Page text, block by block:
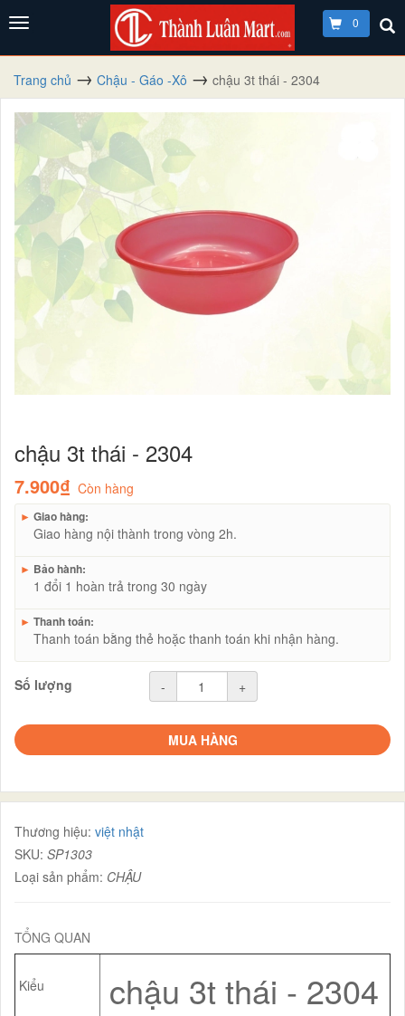
0
Trang chủ Chậu - Gáo -Xô chậu 3t thái - 2304
chậu 3t thái - 2304
7.900₫ Còn hàng
► Giao hàng:
Giao hàng nội thành trong vòng 2h.
► Bảo hành:
1 đổi 1 hoàn trả trong 30 ngày
► Thanh toán:
Thanh toán bằng thẻ hoặc thanh toán khi nhận hàng.
Số lượng - +
MUA HÀNG
Thương hiệu: việt nhật
SKU: SP1303
Loại sản phẩm: CHẬU
TỔNG QUAN
Kiểu chậu 3t thái - 2304